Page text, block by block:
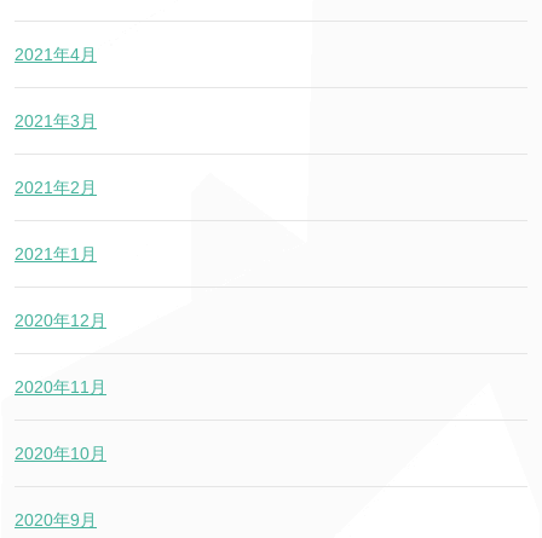
2021年4月
2021年3月
2021年2月
2021年1月
2020年12月
2020年11月
2020年10月
2020年9月